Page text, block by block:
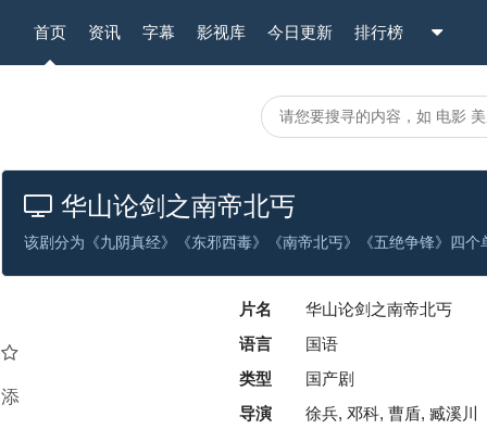
首页 资讯 字幕 影视库 今日更新 排行榜
华山论剑之南帝北丐
添
片名
华山论剑之南帝北丐
语言
国语
类型
国产剧
导演
徐兵, 邓科, 曹盾, 臧溪川